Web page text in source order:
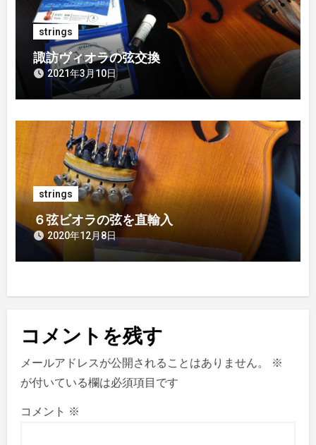
strings
諏訪ヴィオラの弦交換
2021年3月10日
strings
６弦ビオラの弦を直輸入
2020年12月8日
コメントを残す
メールアドレスが公開されることはありません。
※
が付いている欄は必須項目です
コメント ※